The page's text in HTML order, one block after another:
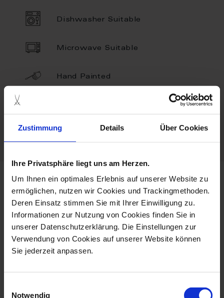
Zustimmung Details Über Cookies
Ihre Privatsphäre liegt uns am Herzen.
Um Ihnen ein optimales Erlebnis auf unserer Website zu
ermöglichen, nutzen wir Cookies und Trackingmethoden.
Deren Einsatz stimmen Sie mit Ihrer Einwilligung zu.
Informationen zur Nutzung von Cookies finden Sie in
unserer Datenschutzerklärung. Die Einstellungen zur
Verwendung von Cookies auf unserer Website können
Sie jederzeit anpassen.
Notwendig
Dishwasher Suitable
Microwave Suitable
Hand Painted
more products from the
meissen2go collection